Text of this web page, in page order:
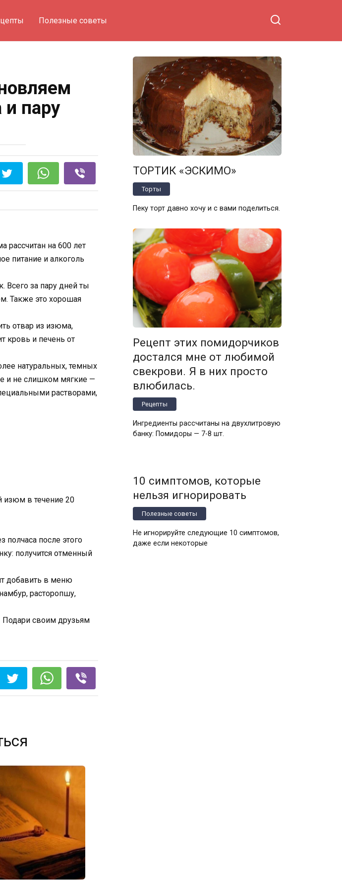
Полезные советы
и пару
рассчитан на 600 лет
питание и алкоголь
Всего за пару дней ты
Также это хорошая
отвар из изюма,
кровь и печень от
натуральных, темных
и не слишком мягкие —
растворами,
в течение 20
полчаса после этого
получится отменный
добавить в меню
расторопшу,
Подари своим друзьям
ТОРТИК «ЭСКИМО»
Торты
Пеку торт давно хочу и с вами поделиться.
Рецепт этих помидорчиков
достался мне от любимой
свекрови. Я в них просто
влюбилась.
Рецепты
Ингредиенты рассчитаны на двухлитровую
банку: Помидоры — 7-8 шт.
10 симптомов, которые
нельзя игнорировать
Полезные советы
Не игнорируйте следующие 10 симптомов,
даже если некоторые